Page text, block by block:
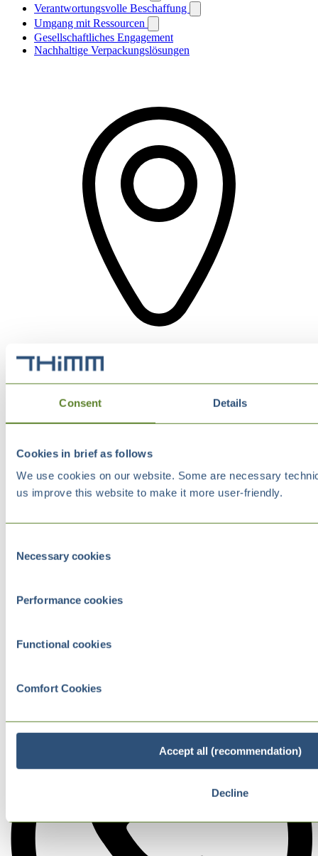
Consent Details
Cookies in brief as follows
We use cookies on our website. Some are necessary
us improve this website to make it more user-friendly.
Selection
Necessary cookies
Performance cookies
Functional cookies
Comfort Cookies
Accept all (recommendation)
Decline
Verantwortungsvolle Beschaffung
Umgang mit Ressourcen
Gesellschaftliches Engagement
Nachhaltige Verpackungslösungen